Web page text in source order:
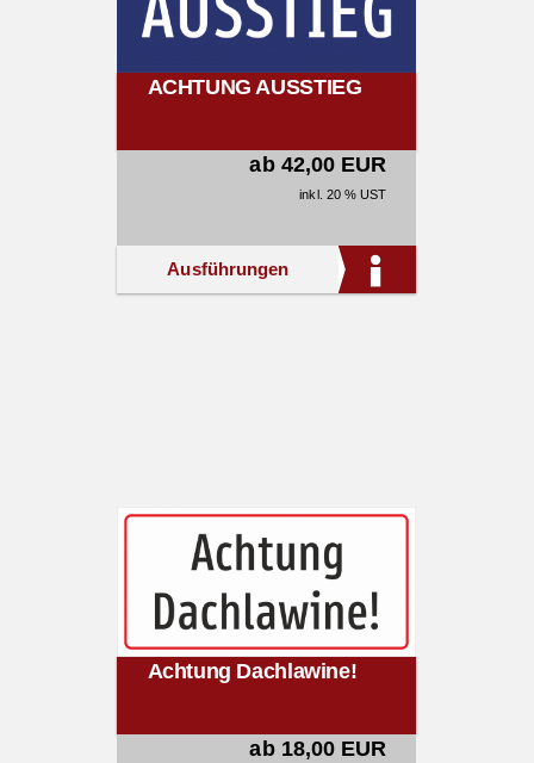
ACHTUNG AUSSTIEG
ab 42,00 EUR
inkl. 20 % UST
Ausführungen
Achtung Dachlawine!
ab 18,00 EUR